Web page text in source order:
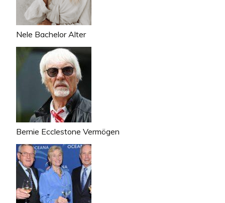
Nele Bachelor Alter
Bernie Ecclestone Vermögen